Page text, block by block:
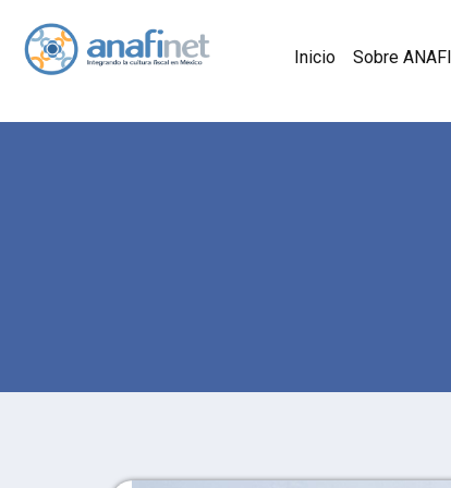
Inicio Sobre